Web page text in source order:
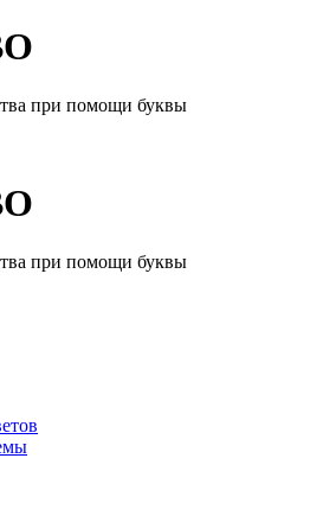
при помощи буквы
при помощи буквы